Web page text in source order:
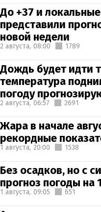
До +37 и
представили
новой недели
2 августа, 08:00 1789
Дождь будет идти
температура
погоду
2 августа, 06:57 2691
Жара в начале
рекордные
1 августа, 20:00 1538
Без осадков, но с
прогноз погоды на
1 августа, 09:05 651